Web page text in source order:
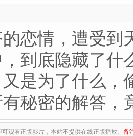
恋情，遭受到
到底隐藏了什
是为了什么，
秘密的解答，
观看正版影片，本站不提供在线正版播放。 备